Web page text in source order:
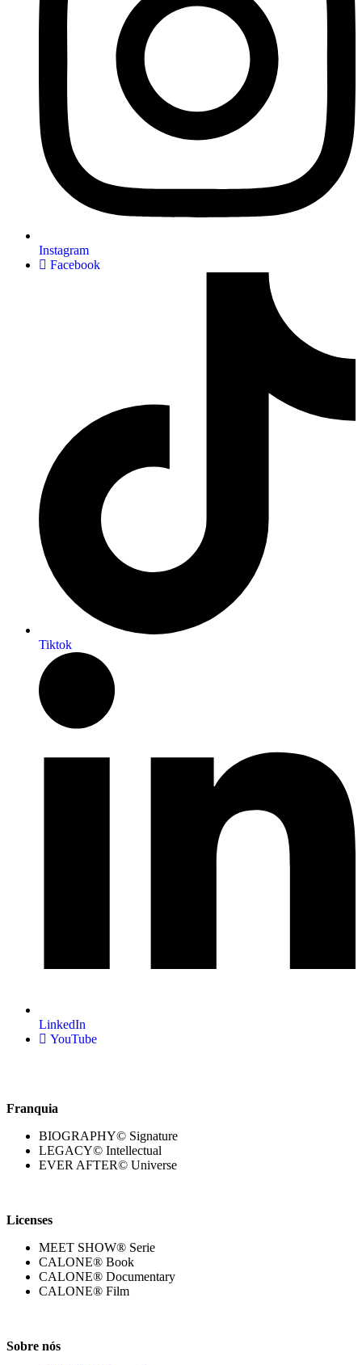
Instagram
Facebook
Tiktok
LinkedIn
YouTube
Franquia
BIOGRAPHY© Signature
LEGACY© Intellectual
EVER AFTER© Universe
Licenses
MEET SHOW® Serie
CALONE® Book
CALONE® Documentary
CALONE® Film
Sobre nós